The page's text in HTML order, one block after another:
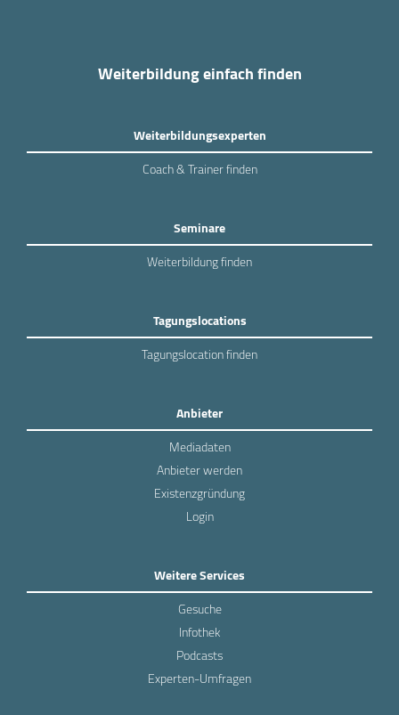
Weiterbildung einfach finden
Weiterbildungsexperten
Coach & Trainer finden
Seminare
Weiterbildung finden
Tagungslocations
Tagungslocation finden
Anbieter
Mediadaten
Anbieter werden
Existenzgründung
Login
Weitere Services
Gesuche
Infothek
Podcasts
Experten-Umfragen